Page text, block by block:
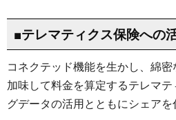
■テレマティクス保険への
コネクテッド機能を生かし、綿
加味して料金を算定するテレマ
グデータの活用とともにシェアを